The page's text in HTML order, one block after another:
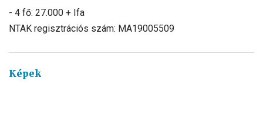
- 4 fő: 27.000 + Ifa
NTAK regisztrációs szám: MA19005509
Képek